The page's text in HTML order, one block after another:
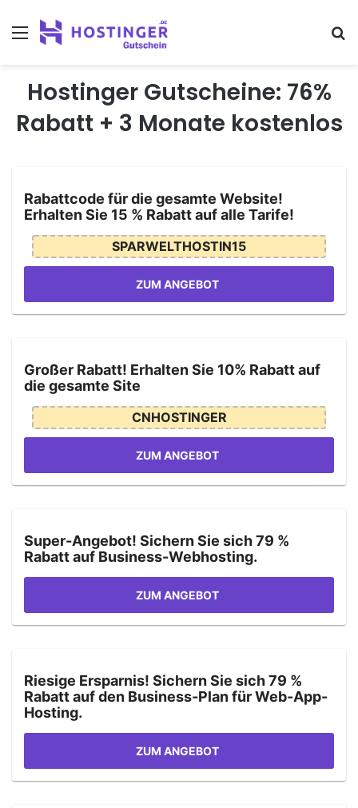
Menu
Hostinger Gutscheine: 76%
Rabatt + 3 Monate kostenlos
Rabattcode für die gesamte Website!
Erhalten Sie 15 % Rabatt auf alle Tarife!
SPARWELTHOSTIN15
ZUM ANGEBOT
Großer Rabatt! Erhalten Sie 10% Rabatt auf
die gesamte Site
CNHOSTINGER
ZUM ANGEBOT
Super-Angebot! Sichern Sie sich 79 %
Rabatt auf Business-Webhosting.
ZUM ANGEBOT
Riesige Ersparnis! Sichern Sie sich 79 %
Rabatt auf den Business-Plan für Web-App-
Hosting.
ZUM ANGEBOT